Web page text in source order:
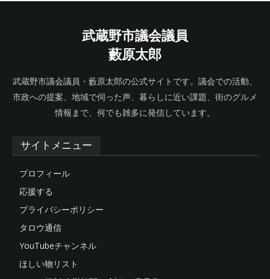
武蔵野市議会議員
藪原太郎
武蔵野市議会議員・藪原太郎の公式サイトです。議会での活動、
市政への提案、地域で伺った声、暮らしに近い課題、街のグルメ
情報まで、何でも雑多に発信しています。
サイトメニュー
プロフィール
応援する
プライバシーポリシー
タロウ通信
YouTubeチャンネル
ほしい物リスト